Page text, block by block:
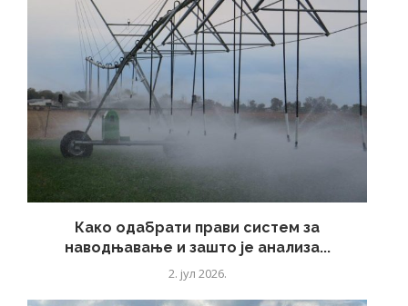
Како одабрати прави систем за
наводњавање и зашто је анализа...
2. јул 2026.